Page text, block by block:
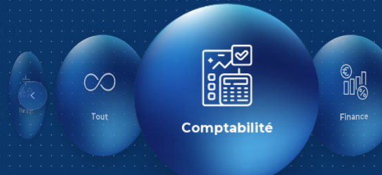
Tout
Comptabilité
Finance
Fiscalité